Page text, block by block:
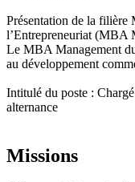
Présentation de la filière
l’Entrepreneuriat (MBA
Le MBA Management
au développement
Intitulé du poste :
alternance
Missions